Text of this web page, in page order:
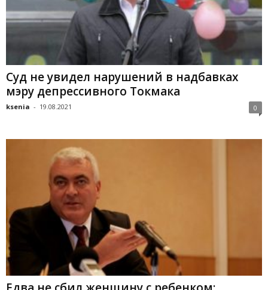
Суд не увидел нарушений в надбавках
мэру депрессивного Токмака
ksenia - 19.08.2021 0